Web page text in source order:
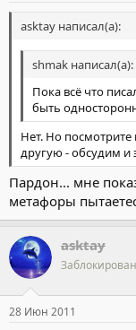
asktay написал(а):
shmak написал(а):
Пока всё что
быть
Нет. Но
другую - обсудим и
Пардон... мне
метафоры
asktay
Заблокирован
28 Июн 2011